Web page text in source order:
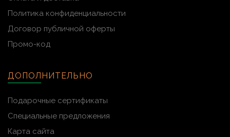
Политика конфиденциальности
Договор публичной оферты
Промо-код
ДОПОЛНИТЕЛЬНО
Подарочные сертификаты
Специальные предложения
Карта сайта